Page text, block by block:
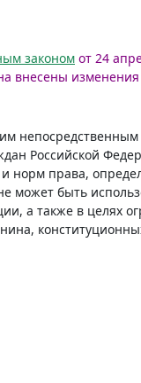
законом от 24
внесены изменения
Российской
норм права,
может быть
а также в целях